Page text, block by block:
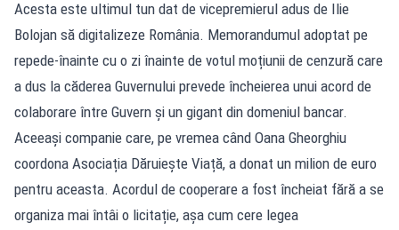
Acesta este ultimul tun dat de vicepremierul adus de Ilie
Bolojan să digitalizeze România. Memorandumul adoptat pe
repede-înainte cu o zi înainte de votul moțiunii de cenzură care
a dus la căderea Guvernului prevede încheierea unui acord de
colaborare între Guvern și un gigant din domeniul bancar.
Aceeași companie care, pe vremea când Oana Gheorghiu
coordona Asociația Dăruiește Viață, a donat un milion de euro
pentru aceasta. Acordul de cooperare a fost încheiat fără a se
organiza mai întâi o licitație, așa cum cere legea